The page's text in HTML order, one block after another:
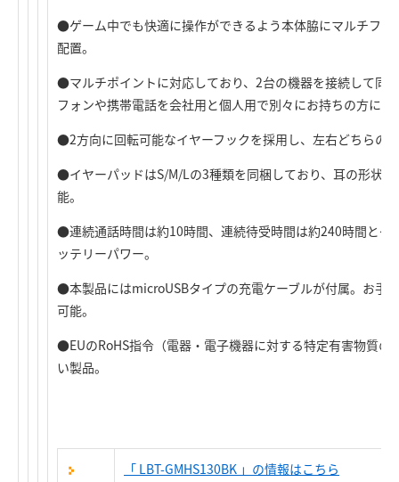
●ゲーム中でも快適に操作ができるよう本体脇にマルチフ
配置。
●マルチポイントに対応しており、2台の機器を接続して同
フォンや携帯電話を会社用と個人用で別々にお持ちの方に便
●2方向に回転可能なイヤーフックを採用し、左右どちらの
●イヤーパッドはS/M/Lの3種類を同梱しており、耳の形状
能。
●連続通話時間は約10時間、連続待受時間は約240時間とゲ
ッテリーパワー。
●本製品にはmicroUSBタイプの充電ケーブルが付属。お手
可能。
●EUのRoHS指令（電器・電子機器に対する特定有害物質の
い製品。
「 LBT-GMHS130BK 」の情報はこちら